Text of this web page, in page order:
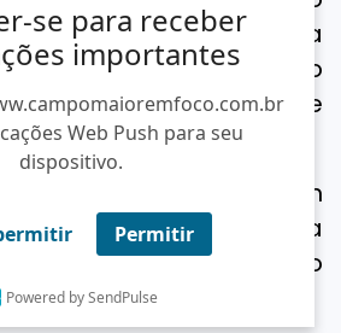
se para receber
importantes
Web Push para seu
dispositivo.
Permitir
Powered by SendPulse
Raquel Krähenbühl, a
americano já não
oficiais neste fim de
confirmou que um
se preparava para
dia de Trump no campo